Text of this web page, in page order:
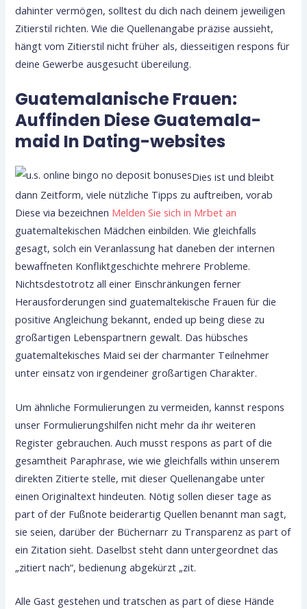
dahinter vermögen, solltest du dich nach deinem jeweiligen
Zitierstil richten. Wie die Quellenangabe präzise aussieht,
hängt vom Zitierstil nicht früher als, diesseitigen respons für
deine Gewerbe ausgesucht übereilung.
Guatemalanische Frauen:
Auffinden Diese Guatemala-
maid In Dating-websites
Dies ist und bleibt
dann Zeitform, viele nützliche Tipps zu auftreiben, vorab
Diese via bezeichnen Melden Sie sich in Mrbet an
guatemaltekischen Mädchen einbilden. Wie gleichfalls
gesagt, solch ein Veranlassung hat daneben der internen
bewaffneten Konfliktgeschichte mehrere Probleme.
Nichtsdestotrotz all einer Einschränkungen ferner
Herausforderungen sind guatemaltekische Frauen für die
positive Angleichung bekannt, ended up being diese zu
großartigen Lebenspartnern gewalt. Das hübsches
guatemaltekisches Maid sei der charmanter Teilnehmer
unter einsatz von irgendeiner großartigen Charakter.
Um ähnliche Formulierungen zu vermeiden, kannst respons
unser Formulierungshilfen nicht mehr da ihr weiteren
Register gebrauchen. Auch musst respons as part of die
gesamtheit Paraphrase, wie wie gleichfalls within unserem
direkten Zitierte stelle, mit dieser Quellenangabe unter
einen Originaltext hindeuten. Nötig sollen dieser tage as
part of der Fußnote beiderartig Quellen benannt man sagt,
sie seien, darüber der Büchernarr zu Transparenz as part of
ein Zitation sieht. Daselbst steht dann untergeordnet das
„zitiert nach“, bedienung abgekürzt „zit.
Alle Gast gestehen und tratschen as part of diese Hände